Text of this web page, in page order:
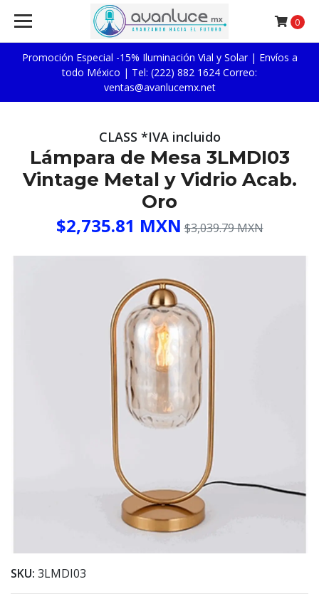
Promoción Especial -15% Iluminación Vial y Solar | Envíos a
todo México | Tel: (222) 882 1624 Correo:
ventas@avanlucemx.net
0
CLASS *IVA incluido
Lámpara de Mesa 3LMDI03
Vintage Metal y Vidrio Acab.
Oro
$2,735.81 MXN $3,039.79 MXN
SKU: 3LMDI03